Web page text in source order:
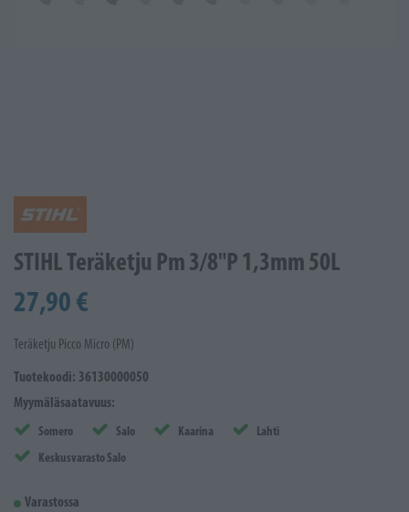
STIHL Teräketju Pm 3/8"P 1,3mm 50L
27,90 €
Teräketju Picco Micro (PM)
Tuotekoodi: 36130000050
Myymäläsaatavuus:
Somero Salo Kaarina
Lahti
Keskusvarasto Salo
Varastossa